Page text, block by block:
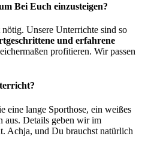
Bei Euch einzusteigen?
Unsere Unterrichte sind so
und erfahrene
profitieren. Wir passen
eine lange Sporthose, ein weißes
aus. Details geben wir im
Achja, und Du brauchst natürlich